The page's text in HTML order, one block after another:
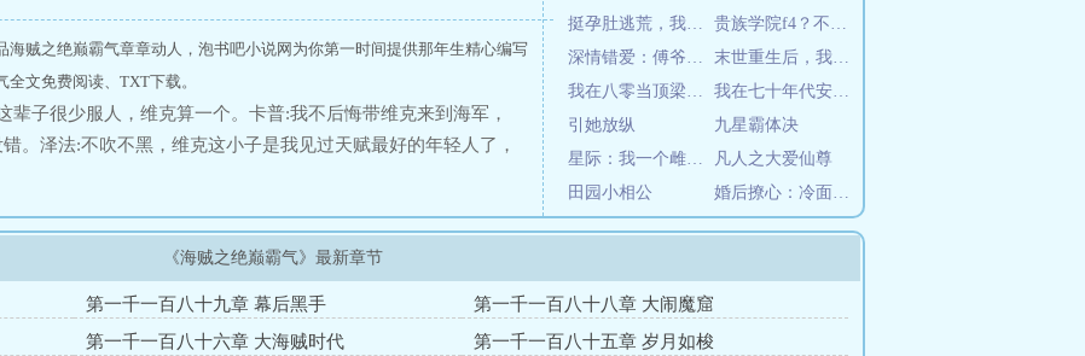
挺孕肚逃荒，我靠盲盒暴富养崽
贵族学院f4？不是哥的舔狗吗
深情错爱：傅爷强势宠
末世重生后，我获得了无限空间！
我在八零当顶梁柱带飞全家
我在七十年代安家落户
引她放纵
九星霸体决
星际：我一个雌性，嚣张点怎么了
凡人之大爱仙尊
田园小相公
婚后撩心：冷面总裁的亿万新娘
海贼之绝巅霸气章章动人，泡书吧小说网为你第一时间提供那年生精心编写
文免费阅读、TXT下载。
辈子很少服人，维克算一个。卡普:我不后悔带维克来到海军，
。泽法:不吹不黑，维克这小子是我见过天赋最好的年轻人了，
了，我知道了真相……维克:战争要开始了……
《海贼之绝巅霸气》最新章节
第一千一百八十九章 幕后黑手
第一千一百八十八章 大闹魔窟
第一千一百八十六章 大海贼时代
第一千一百八十五章 岁月如梭